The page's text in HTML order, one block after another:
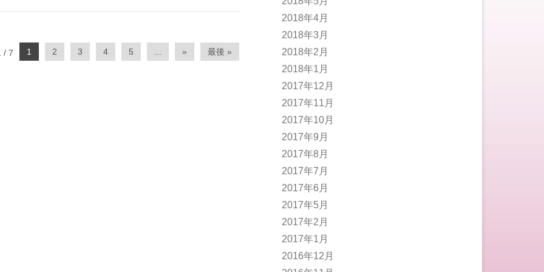
/ 7 1 2 3 4 5 » 最後 »
2018年4月
2018年3月
2018年2月
2018年1月
2017年12月
2017年11月
2017年10月
2017年9月
2017年8月
2017年7月
2017年6月
2017年5月
2017年2月
2017年1月
2016年12月